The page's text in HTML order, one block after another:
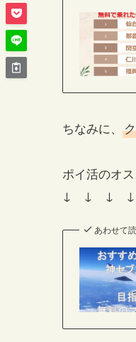
ちなみに、
ポイ活のオ
↓ ↓ ↓
あわせて